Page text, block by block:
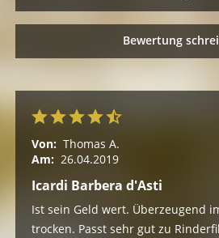
Bewertung
Von: Thomas A.
Am: 26.04.2019
Icardi Barbera d'Asti
Ist sein Geld wert. Überzeugend
trocken. Passt sehr gut zu